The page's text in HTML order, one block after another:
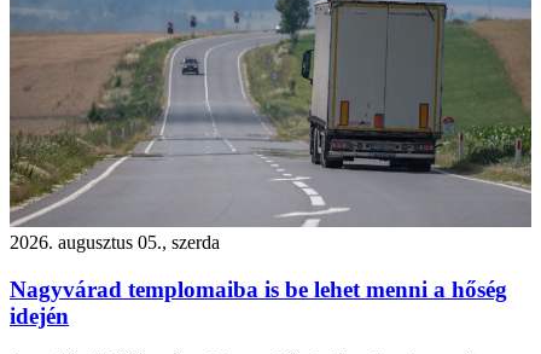
2026. augusztus 05., szerda
Nagyvárad templomaiba is be lehet menni a hőség
idején